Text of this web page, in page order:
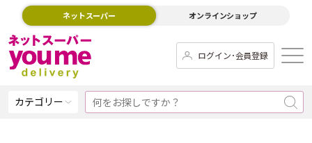
ネットスーパー オンラインショップ
ログイン･会員登録
カテゴリー